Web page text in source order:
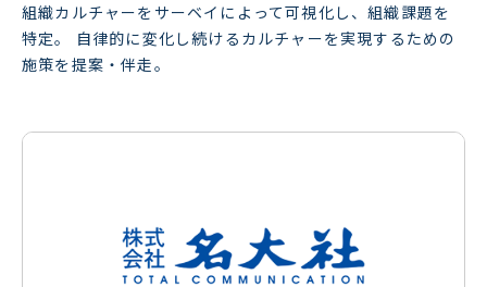
組織カルチャーをサーベイによって可視化し、組織課題を
特定。 自律的に変化し続けるカルチャーを実現するための
施策を提案・伴走。